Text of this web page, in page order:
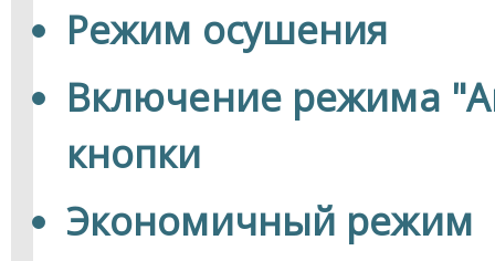
Режим осушения
Включение режима
кнопки
Экономичный режим